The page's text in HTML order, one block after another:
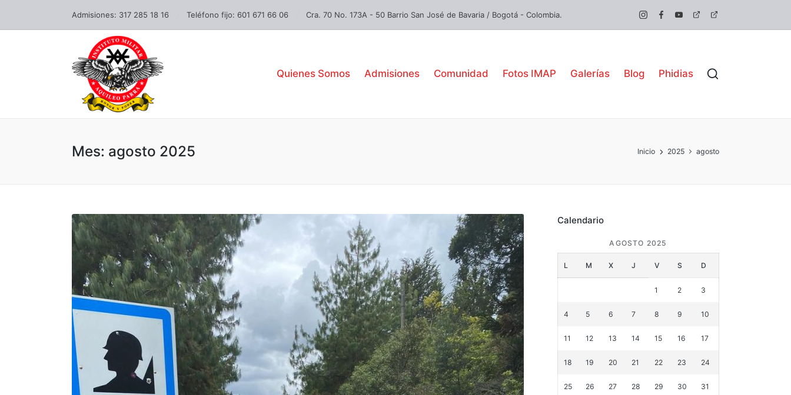
Admisiones: 317 285 18 16 Teléfono fijo: 601 671 66 06 Cra. 70 No. 173A - 50 Barrio San José de Bavaria / Bogotá - Colombia.
Quienes Somos Admisiones Comunidad Fotos IMAP Galerías Blog Phidias
Mes: agosto 2025 Inicio 2025 agosto
Calendario
AGOSTO 2025
L M X J V S D
1 2 3
4 5 6 7 8 9 10
11 12 13 14 15 16 17
18 19 20 21 22 23 24
25 26 27 28 29 30 31